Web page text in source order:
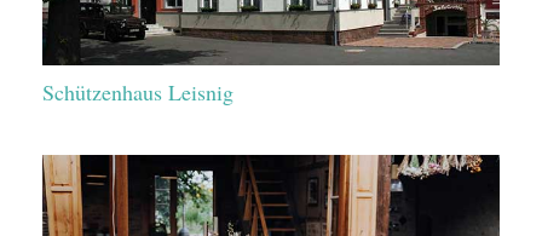
Schützenhaus Leisnig